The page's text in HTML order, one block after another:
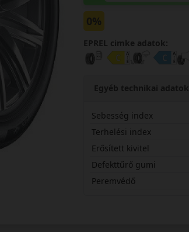
0%
EPREL cimke adatok:
Egyéb technikai adatok
Sebesség index
Terhelési index
Erősített kivitel
Defekttűrő gumi
Peremvédő